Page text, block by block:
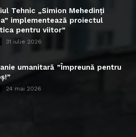
Tehnic „Simion Mehedinți
implementează proiectul
pentru viitor”
31 iulie 2026
umanitară ”Împreună pentru
24 mai 2026